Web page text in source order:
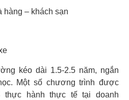
hàng – khách sạn
kéo dài 1.5-2.5 năm, ngắn
Một số chương trình được
thực hành thực tế tại doanh